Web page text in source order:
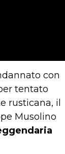
con
tentato
rusticana, il
Musolino